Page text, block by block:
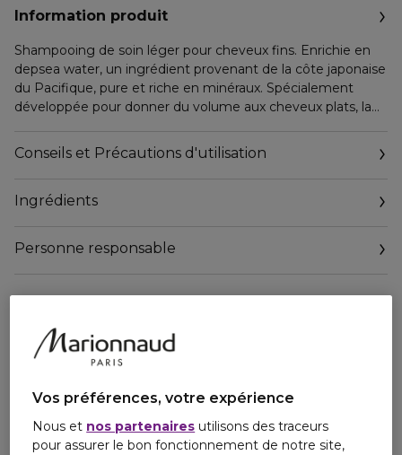
Information produit
Shampooing de soin léger pour cheveux fins. Enrichie en
depsea water, un ingrédient provenant de la côte japonaise
du Pacifique, pure et riche en minéraux. Spécialement
développée pour donner du volume aux cheveux plats, la
parfum océanique. Il nettoie la fibre et le cuir chevelu.
Conseils et Précautions d'utilisation
Ingrédients
Personne responsable
Vos préférences, votre expérience
Nous et nos partenaires utilisons des traceurs
pour assurer le bon fonctionnement de notre site,